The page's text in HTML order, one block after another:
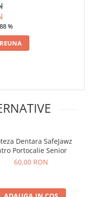
%
Dentara SafeJawz
Portocalie Senior
60,00 RON